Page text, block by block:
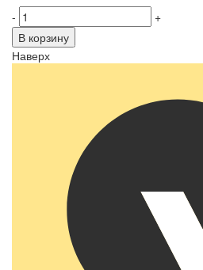
-
+
В корзину
Наверх